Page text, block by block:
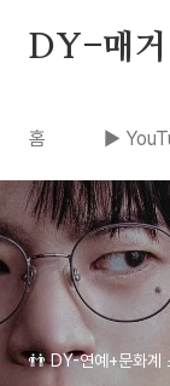
DY-매거
홈 ▶
👬 DY-연예+문화계